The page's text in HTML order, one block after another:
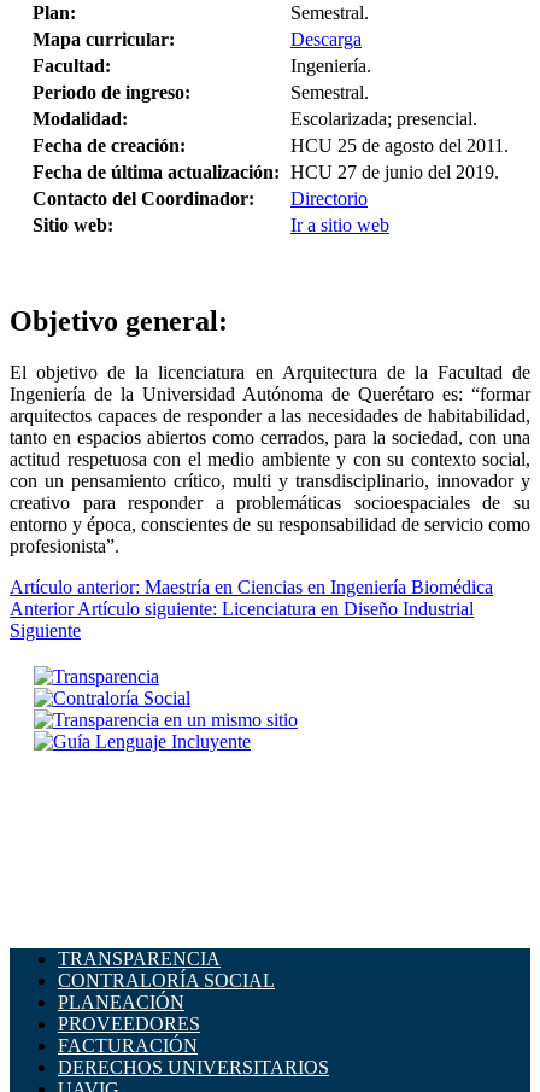
Plan:
Semestral.
Mapa curricular:
Descarga
Facultad:
Ingeniería.
Periodo de ingreso:
Semestral.
Modalidad:
Escolarizada; presencial.
Fecha de creación:
HCU 25 de agosto del 2011.
Fecha de última actualización: HCU 27 de junio del 2019.
Contacto del Coordinador:
Directorio
Sitio web:
Ir a sitio web
Objetivo general:
El objetivo de la licenciatura en Arquitectura de la Facultad de
Ingeniería de la Universidad Autónoma de Querétaro es: “formar
arquitectos capaces de responder a las necesidades de habitabilidad,
tanto en espacios abiertos como cerrados, para la sociedad, con una
actitud respetuosa con el medio ambiente y con su contexto social,
con un pensamiento crítico, multi y transdisciplinario, innovador y
creativo para responder a problemáticas socioespaciales de su
entorno y época, conscientes de su responsabilidad de servicio como
profesionista”.
Artículo anterior: Maestría en Ciencias en Ingeniería Biomédica
Anterior Artículo siguiente: Licenciatura en Diseño Industrial
Siguiente
TRANSPARENCIA
CONTRALORÍA SOCIAL
PLANEACIÓN
PROVEEDORES
FACTURACIÓN
DERECHOS UNIVERSITARIOS